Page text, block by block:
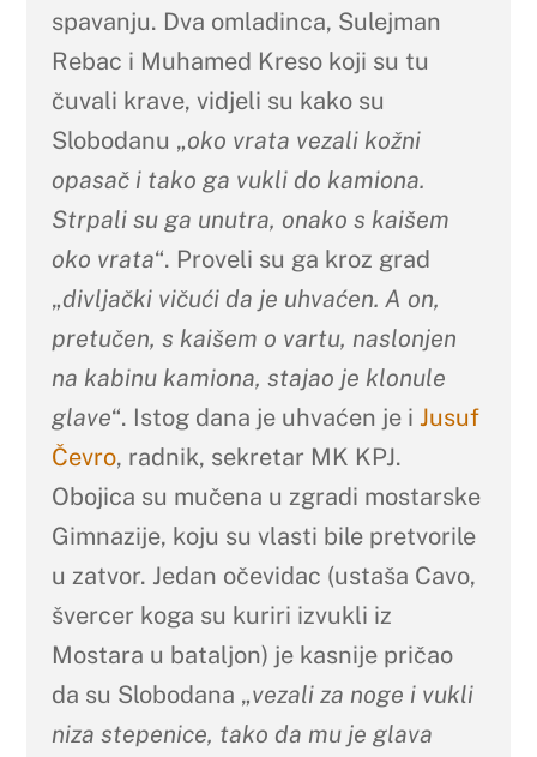
spavanju. Dva omladinca, Sulejman
Rebac i Muhamed Kreso koji su tu
čuvali krave, vidjeli su kako su
Slobodanu „oko vrata vezali kožni
opasač i tako ga vukli do kamiona.
Strpali su ga unutra, onako s kaišem
oko vrata“. Proveli su ga kroz grad
„divljački vičući da je uhvaćen. A on,
pretučen, s kaišem o vartu, naslonjen
na kabinu kamiona, stajao je klonule
glave“. Istog dana je uhvaćen je i Jusuf
Čevro, radnik, sekretar MK KPJ.
Obojica su mučena u zgradi mostarske
Gimnazije, koju su vlasti bile pretvorile
u zatvor. Jedan očevidac (ustaša Cavo,
švercer koga su kuriri izvukli iz
Mostara u bataljon) je kasnije pričao
da su Slobodana „vezali za noge i vukli
niza stepenice, tako da mu je glava